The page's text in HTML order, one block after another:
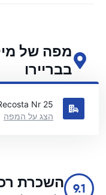
מפה של
בבריירו
ראה את מיקומי השכרת
Nr 25
הצג על המפה
9.1 השכרת